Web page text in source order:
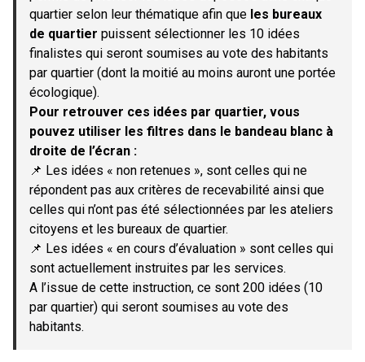
quartier selon leur thématique afin que les bureaux
de quartier puissent sélectionner les 10 idées
finalistes qui seront soumises au vote des habitants
par quartier (dont la moitié au moins auront une portée
écologique).
Pour retrouver ces idées par quartier, vous
pouvez utiliser les filtres dans le bandeau blanc à
droite de l’écran :
📌 Les idées « non retenues », sont celles qui ne
répondent pas aux critères de recevabilité ainsi que
celles qui n’ont pas été sélectionnées par les ateliers
citoyens et les bureaux de quartier.
📌 Les idées « en cours d’évaluation » sont celles qui
sont actuellement instruites par les services.
A l’issue de cette instruction, ce sont 200 idées (10
par quartier) qui seront soumises au vote des
habitants.